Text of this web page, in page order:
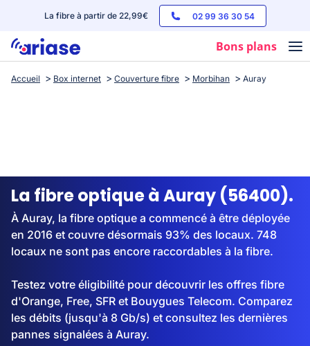
La fibre à partir de 22,99€ 02 99 36 30 54
Bons plans
Box internet
Streaming
Accueil Box internet Couverture fibre Morbihan Auray
La fibre optique à Auray (56400).
À Auray, la fibre optique a commencé à être déployée
en 2016 et couvre désormais 93% des locaux. 748
locaux ne sont pas encore raccordables à la fibre.
Testez votre éligibilité pour découvrir les offres fibre
d'Orange, Free, SFR et Bouygues Telecom. Comparez
les débits (jusqu'à 8 Gb/s) et consultez les dernières
pannes signalées à Auray.